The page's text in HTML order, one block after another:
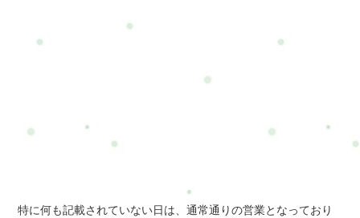
特に何も記載されていない日は、通常通りの営業となっており